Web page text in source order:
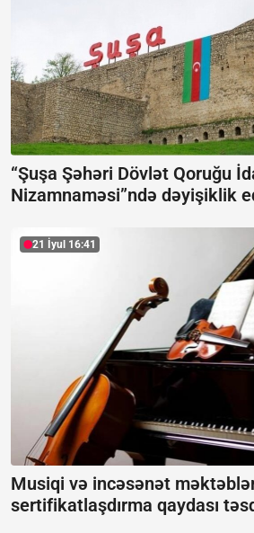
“Şuşa Şəhəri Dövlət Qoruğu
Nizamnaməsi”ndə dəyişiklik
21 İyul 16:41
Musiqi və incəsənət
sertifikatlaşdırma qaydası